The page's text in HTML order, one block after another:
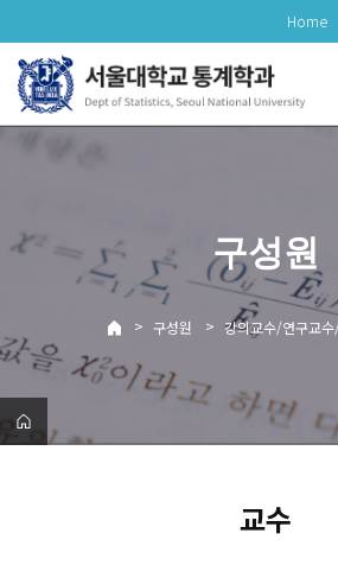
로
메
Home
구성원
> 구성원 > 강의교수/연구교
교수